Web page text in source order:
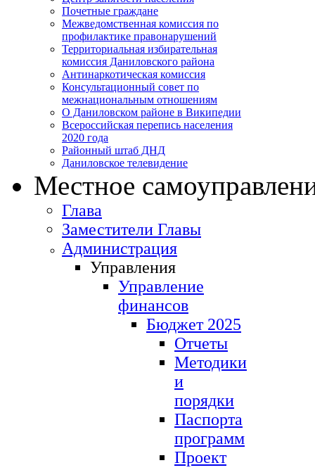
Почетные граждане
Межведомственная комиссия по
профилактике правонарушений
Территориальная избирательная
комиссия Даниловского района
Антинаркотическая комиссия
Консультационный совет по
межнациональным отношениям
О Даниловском районе в Википедии
Всероссийская перепись населения
2020 года
Районный штаб ДНД
Даниловское телевидение
Местное
Глава
Заместители Главы
Администрация
Управления
Управление
финансов
Бюджет 2025
Отчеты
Методики
и
порядки
Паспорта
программ
Проект